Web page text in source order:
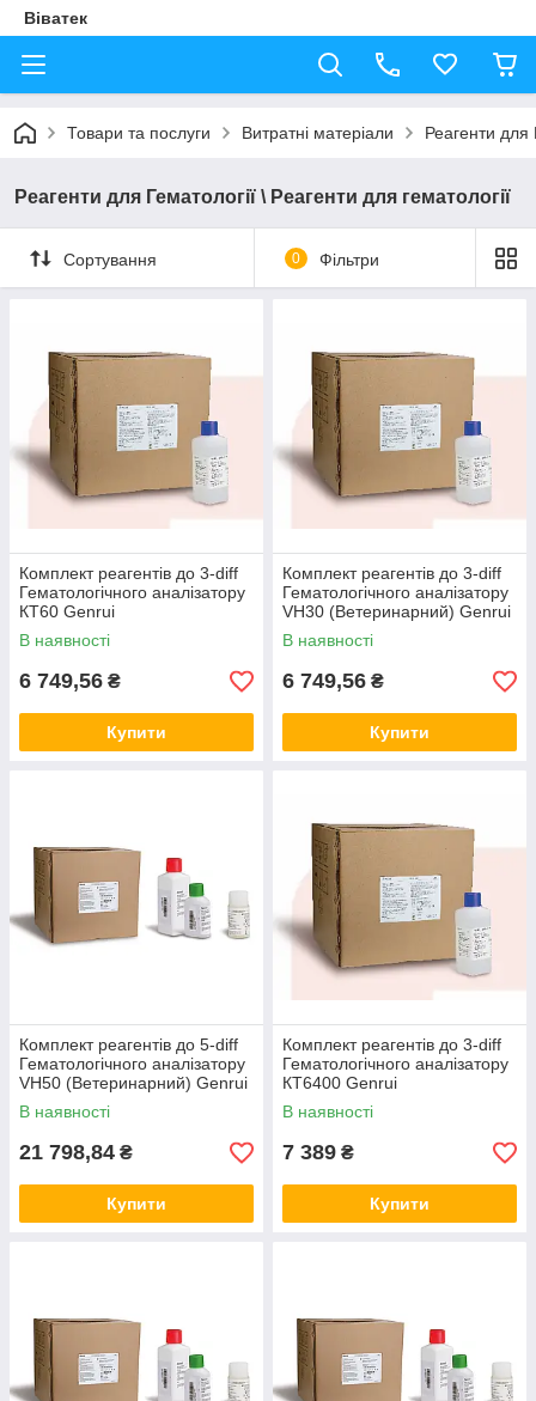
Віватек
Товари та послуги Витратні матеріали Реагенти для
Реагенти для Гематології \ Реагенти для гематології
Сортування 0 Фільтри
Комплект реагентів до 3-diff
Гематологічного аналізатору
КТ60 Genrui
В наявності
6 749,56 ₴
Купити
Комплект реагентів до 3-diff
Гематологічного аналізатору
VH30 (Ветеринарний) Genrui
В наявності
6 749,56 ₴
Купити
Комплект реагентів до 5-diff
Гематологічного аналізатору
VH50 (Ветеринарний) Genrui
В наявності
21 798,84 ₴
Купити
Комплект реагентів до 3-diff
Гематологічного аналізатору
КТ6400 Genrui
В наявності
7 389 ₴
Купити